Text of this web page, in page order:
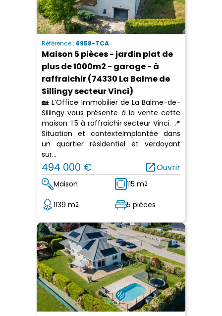
Référence : 6958-TCA
Maison 5 pièces - jardin plat de
plus de 1000m2 - garage - à
raffraichir (74330 La Balme de
Sillingy secteur Vinci)
🏡 L’Office Immobilier de La Balme-de-
Sillingy vous présente à la vente cette
maison T5 à raffraichir secteur Vinci. 📍
Situation et contexteImplantée dans
un quartier résidentiel et verdoyant
sur...
494 000 € open_in_newOuvrir
Maison 115 m2
1139 m2 5 pièces